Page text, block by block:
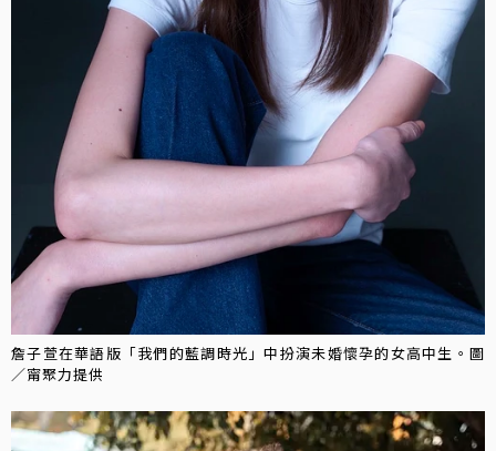
詹子萱在華語版「我們的藍調時光」中扮演未婚懷孕的女高中生。圖
／甯聚力提供